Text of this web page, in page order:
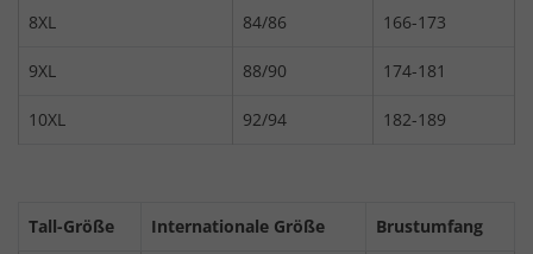
8XL 84/86 166-173
9XL 88/90 174-181
10XL 92/94 182-189
Tall-Größe Internationale Größe Brustumfang